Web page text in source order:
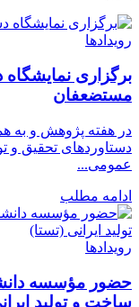
رویدادها
برگزاری نمایشگاه
مستضعفان
در هفته پژوهش و به
دستاوردهای تحقیق و
عمومی...
ادامه مطلب
رویدادها
حضور مؤسسه
ساخت و تولید